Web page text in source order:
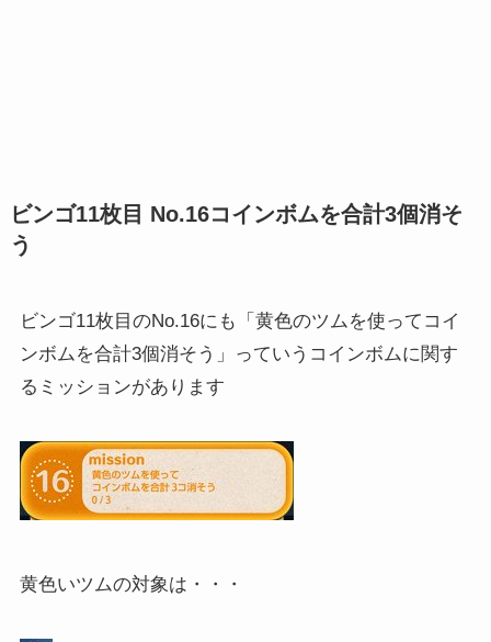
ビンゴ11枚目 No.16コインボムを合計3個消そ
う
ビンゴ11枚目のNo.16にも「黄色のツムを使ってコイ
ンボムを合計3個消そう」っていうコインボムに関す
るミッションがあります
黄色いツムの対象は・・・